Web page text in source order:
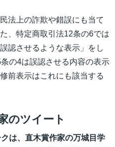
法上の詐欺や錯誤にも当て
、特定商取引法12条の6では
認させるような表示」をし
の4は誤認させる内容の表示
前表示はこれにも該当する
のツイート
は、直木賞作家の万城目学